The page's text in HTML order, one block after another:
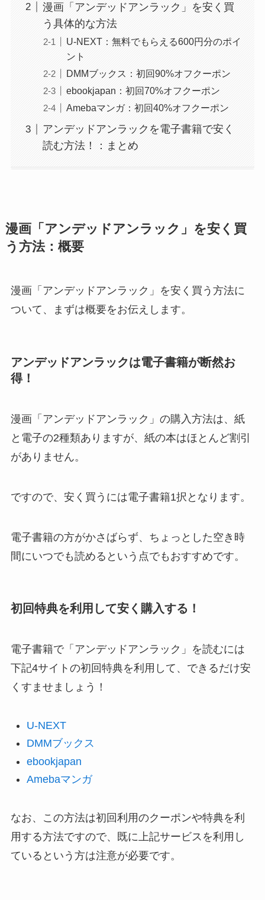
漫画「アンデッドアンラック」を安く買
う具体的な方法
U-NEXT：無料でもらえる600円分のポイ
ント
DMMブックス：初回90%オフクーポン
ebookjapan：初回70%オフクーポン
Amebaマンガ：初回40%オフクーポン
アンデッドアンラックを電子書籍で安く
読む方法！：まとめ
漫画「アンデッドアンラック」を安く買
う方法：概要
漫画「アンデッドアンラック」を安く買う方法に
ついて、まずは概要をお伝えします。
アンデッドアンラックは電子書籍が断然お
得！
漫画「アンデッドアンラック」の購入方法は、紙
と電子の2種類ありますが、紙の本はほとんど割引
がありません。
ですので、安く買うには電子書籍1択となります。
電子書籍の方がかさばらず、ちょっとした空き時
間にいつでも読めるという点でもおすすめです。
初回特典を利用して安く購入する！
電子書籍で「アンデッドアンラック」を読むには
下記4サイトの初回特典を利用して、できるだけ安
くすませましょう！
U-NEXT
DMMブックス
ebookjapan
Amebaマンガ
なお、この方法は初回利用のクーポンや特典を利
用する方法ですので、既に上記サービスを利用し
ているという方は注意が必要です。